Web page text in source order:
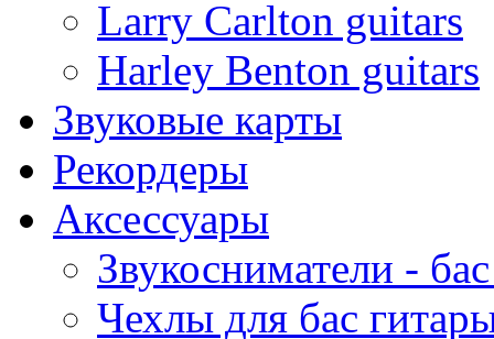
Larry Carlton guitars
Harley Benton guitars
Звуковые карты
Рекордеры
Аксессуары
Звукосниматели -
Чехлы для бас